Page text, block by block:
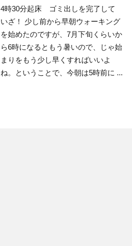
4時30分起床 ゴミ出しを完了して
いざ！ 少し前から早朝ウォーキング
を始めたのですが、7月下旬くらいか
ら6時になるともう暑いので、じゃ始
まりをもう少し早くすればいいよ
ね。ということで、今朝は5時前に ...